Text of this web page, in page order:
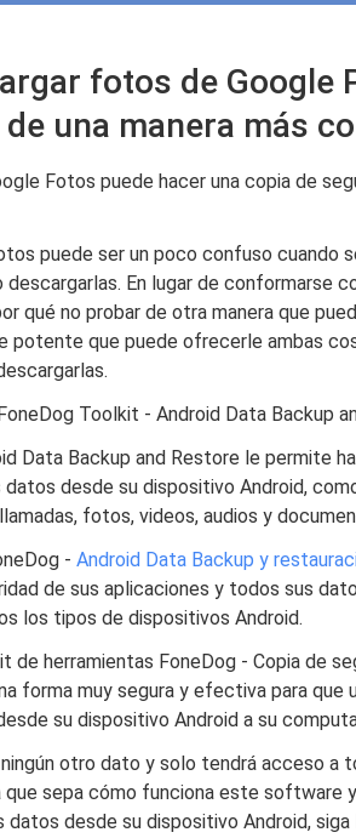
fotos de Google
una manera más
Fotos puede hacer una copia de
puede ser un poco confuso cuando
En lugar de conformarse
qué no probar de otra manera que
potente que puede ofrecerle ambas
Toolkit - Android Data Backup
Data Backup and Restore le permite
desde su dispositivo Android,
fotos, videos, audios y
- Android Data Backup y
de sus aplicaciones y todos sus
los tipos de dispositivos Android.
de herramientas FoneDog - Copia de
forma muy segura y efectiva para que
su dispositivo Android a su
otro dato y solo tendrá acceso a
que sepa cómo funciona este software
datos desde su dispositivo Android,